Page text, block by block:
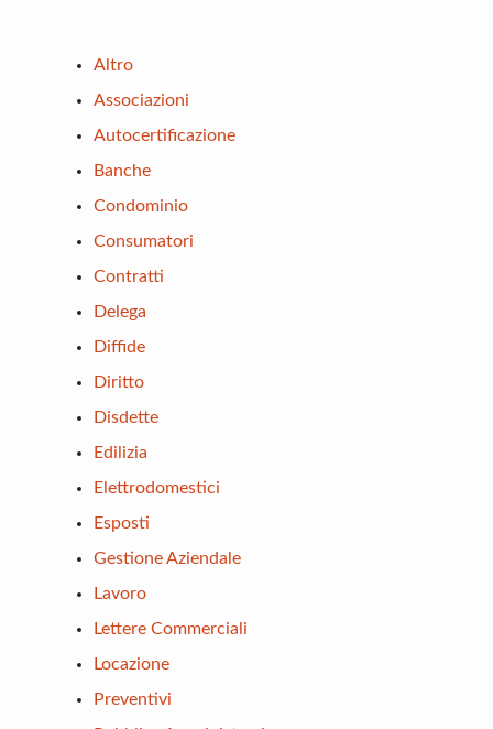
Altro
Associazioni
Autocertificazione
Banche
Condominio
Consumatori
Contratti
Delega
Diffide
Diritto
Disdette
Edilizia
Elettrodomestici
Esposti
Gestione Aziendale
Lavoro
Lettere Commerciali
Locazione
Preventivi